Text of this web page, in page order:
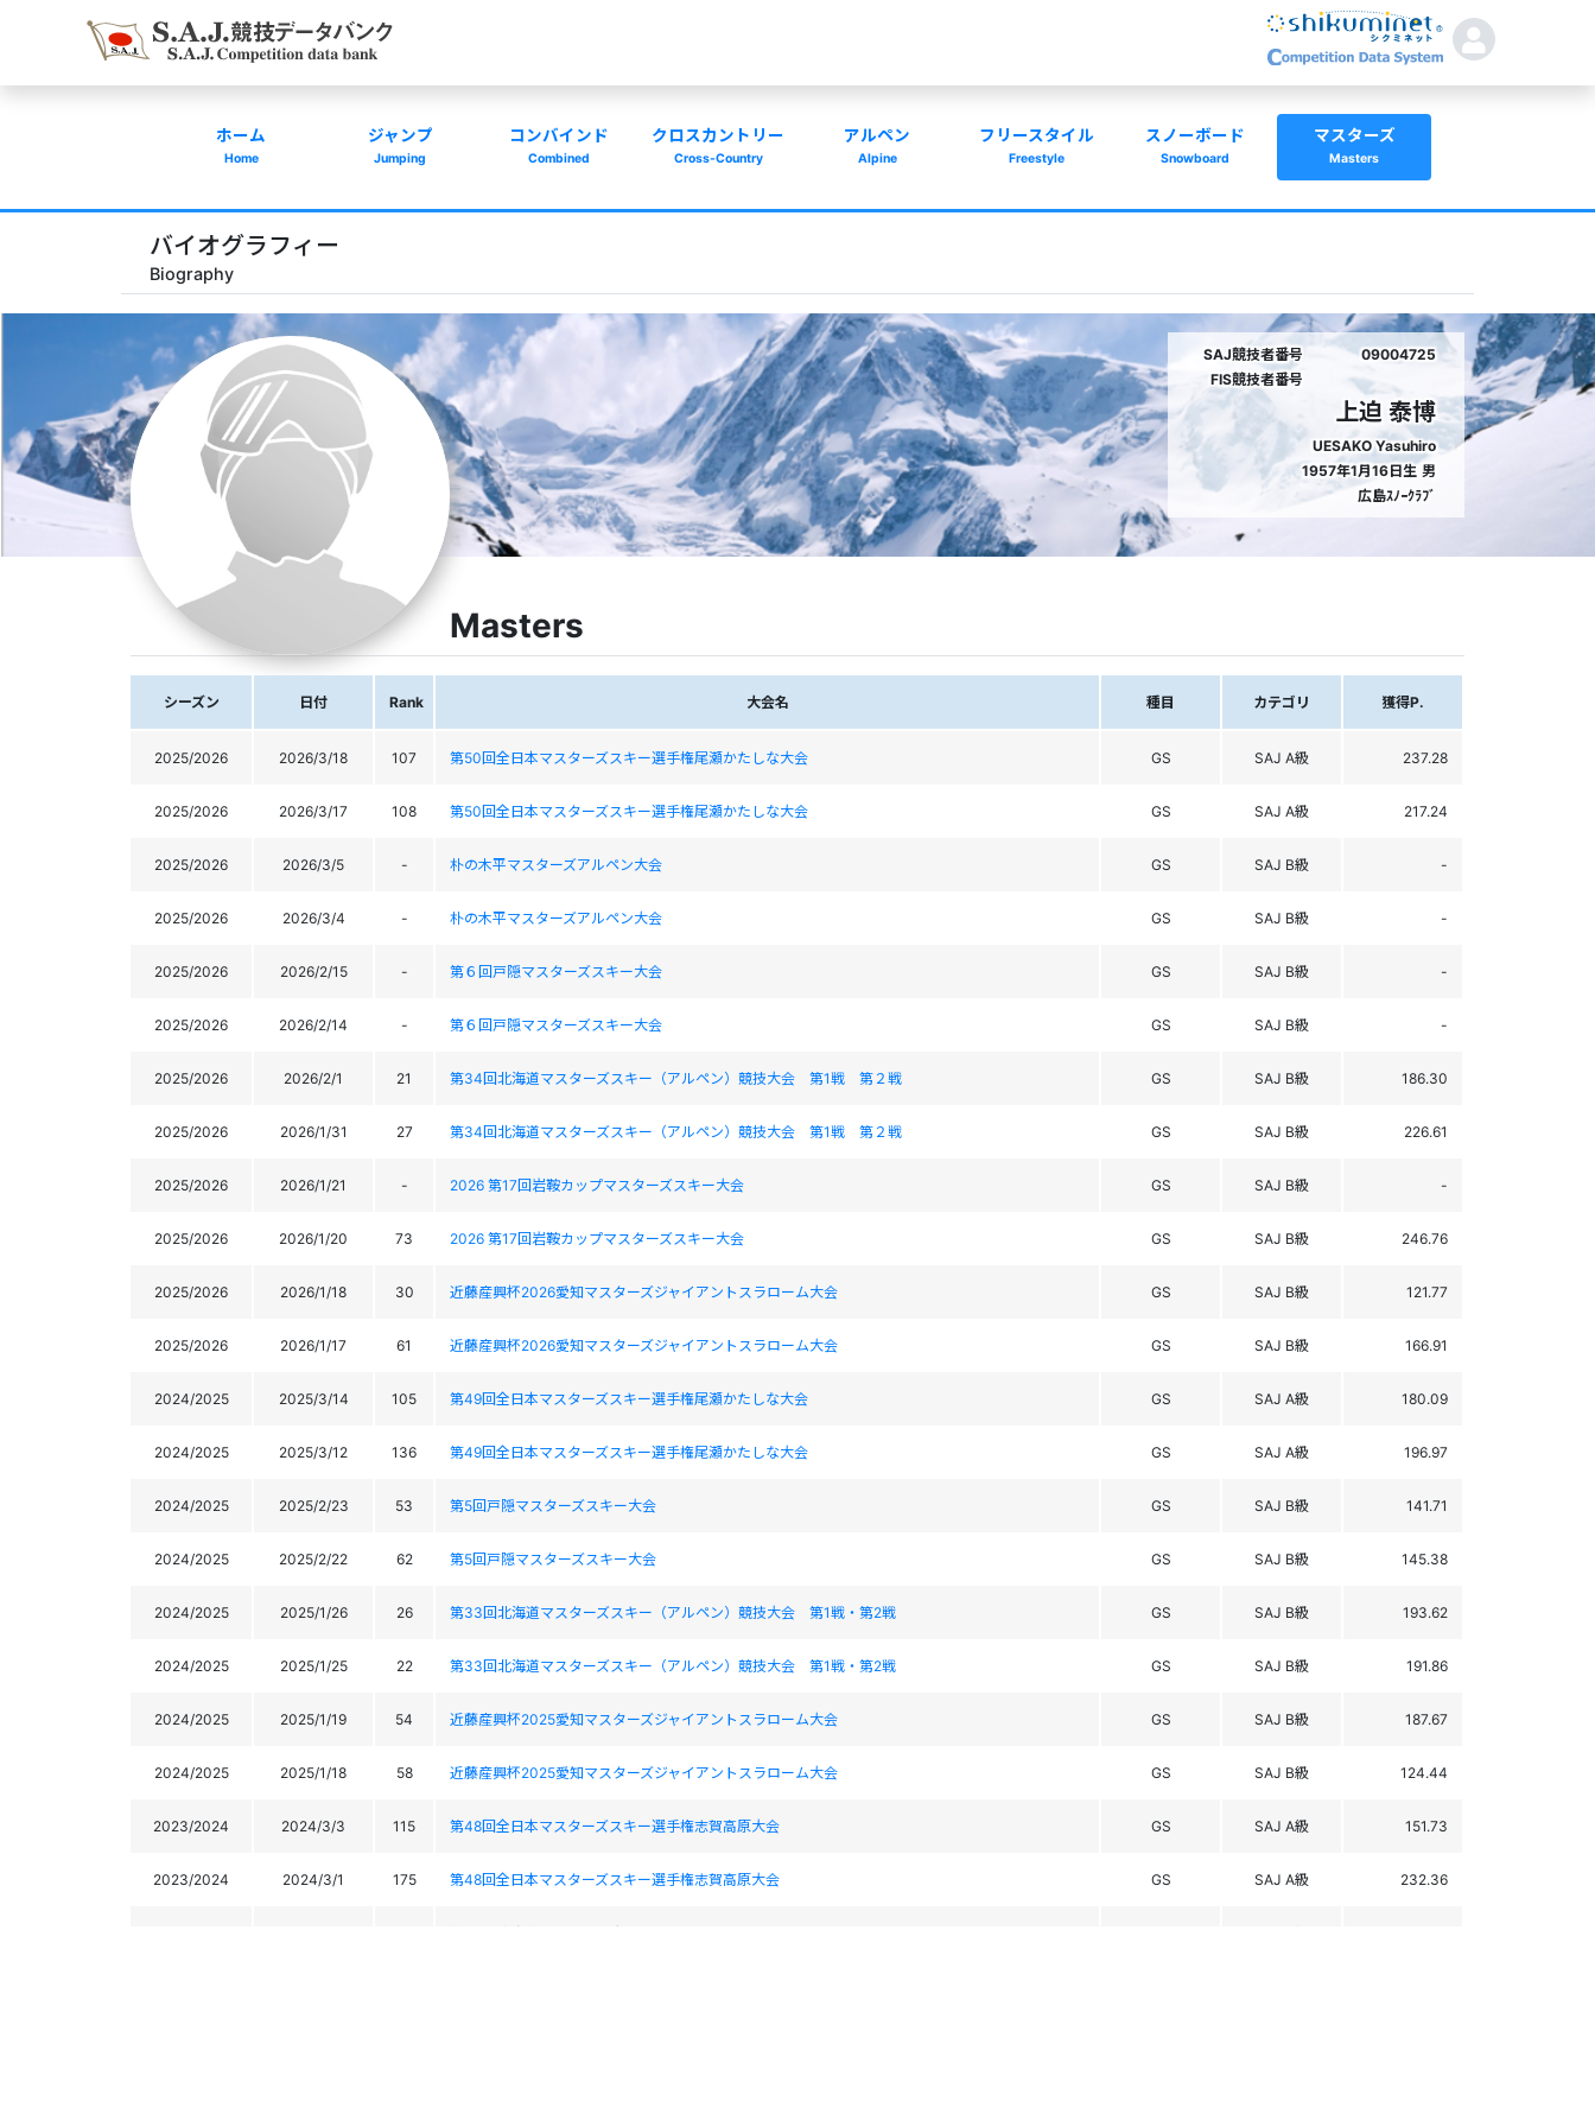
ホーム
Home
ジャンプ
Jumping
コンバインド
Combined
クロスカントリー
Cross-Country
アルペン
Alpine
フリースタイル
Freestyle
スノーボード
Snowboard
マスターズ
Masters
バイオグラフィー
Biography
SAJ競技者番号
09004725
FIS競技者番号
上迫 泰博
UESAKO Yasuhiro
1957年1月16日生 男
広島ｽﾉｰｸﾗﾌﾞ
Masters
シーズン 日付 Rank 大会名 種目 カテゴリ 獲得P.
2025/2026 2026/3/18 107 第50回全日本マスターズスキー選手権尾瀬かたしな大会 GS SAJ A級 237.28
2025/2026 2026/3/17 108 第50回全日本マスターズスキー選手権尾瀬かたしな大会 GS SAJ A級 217.24
2025/2026 2026/3/5 - 朴の木平マスターズアルペン大会 GS SAJ B級 -
2025/2026 2026/3/4 - 朴の木平マスターズアルペン大会 GS SAJ B級 -
2025/2026 2026/2/15 - 第６回戸隠マスターズスキー大会 GS SAJ B級 -
2025/2026 2026/2/14 - 第６回戸隠マスターズスキー大会 GS SAJ B級 -
2025/2026 2026/2/1 21 第34回北海道マスターズスキー（アルペン）競技大会 第1戦 第２戦 GS SAJ B級 186.30
2025/2026 2026/1/31 27 第34回北海道マスターズスキー（アルペン）競技大会 第1戦 第２戦 GS SAJ B級 226.61
2025/2026 2026/1/21 - 2026 第17回岩鞍カップマスターズスキー大会 GS SAJ B級 -
2025/2026 2026/1/20 73 2026 第17回岩鞍カップマスターズスキー大会 GS SAJ B級 246.76
2025/2026 2026/1/18 30 近藤産興杯2026愛知マスターズジャイアントスラローム大会 GS SAJ B級 121.77
2025/2026 2026/1/17 61 近藤産興杯2026愛知マスターズジャイアントスラローム大会 GS SAJ B級 166.91
2024/2025 2025/3/14 105 第49回全日本マスターズスキー選手権尾瀬かたしな大会 GS SAJ A級 180.09
2024/2025 2025/3/12 136 第49回全日本マスターズスキー選手権尾瀬かたしな大会 GS SAJ A級 196.97
2024/2025 2025/2/23 53 第5回戸隠マスターズスキー大会 GS SAJ B級 141.71
2024/2025 2025/2/22 62 第5回戸隠マスターズスキー大会 GS SAJ B級 145.38
2024/2025 2025/1/26 26 第33回北海道マスターズスキー（アルペン）競技大会 第1戦・第2戦 GS SAJ B級 193.62
2024/2025 2025/1/25 22 第33回北海道マスターズスキー（アルペン）競技大会 第1戦・第2戦 GS SAJ B級 191.86
2024/2025 2025/1/19 54 近藤産興杯2025愛知マスターズジャイアントスラローム大会 GS SAJ B級 187.67
2024/2025 2025/1/18 58 近藤産興杯2025愛知マスターズジャイアントスラローム大会 GS SAJ B級 124.44
2023/2024 2024/3/3 115 第48回全日本マスターズスキー選手権志賀高原大会 GS SAJ A級 151.73
2023/2024 2024/3/1 175 第48回全日本マスターズスキー選手権志賀高原大会 GS SAJ A級 232.36